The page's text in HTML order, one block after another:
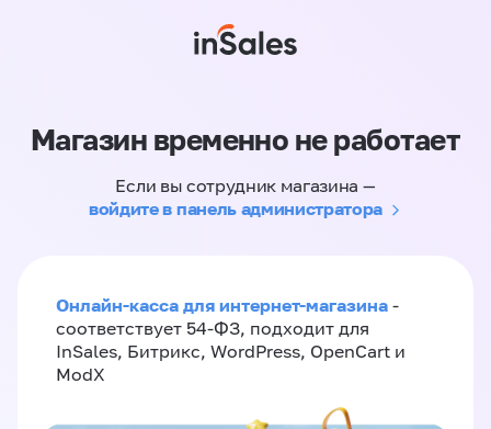
Магазин временно не работает
Если вы сотрудник магазина —
войдите в панель администратора
Онлайн-касса для интернет-магазина -
соответствует 54-ФЗ, подходит для
InSales, Битрикс, WordPress, OpenCart и
ModX